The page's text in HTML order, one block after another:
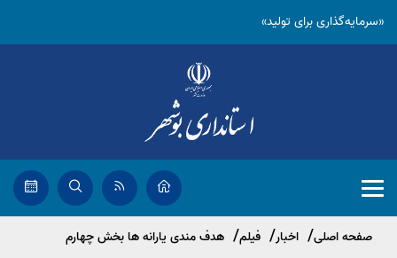
«سرمایه‌گذاری برای تولید»
صفحه اصلی اخبار فیلم هدف مندی یارانه ها بخش چهارم